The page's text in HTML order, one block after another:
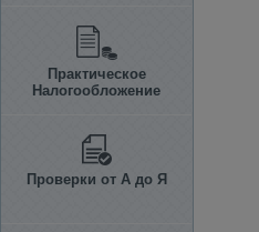
Практическое
Налогообложение
Проверки от А до Я